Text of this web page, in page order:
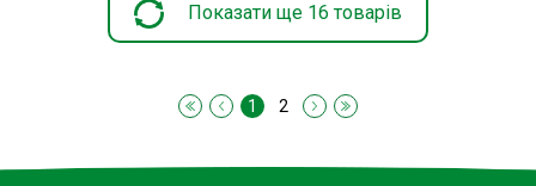
Показати ще 16 товарів
1 2